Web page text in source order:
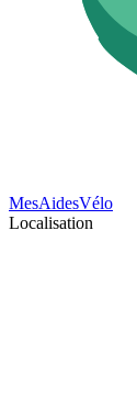
MesAidesVélo
Localisation